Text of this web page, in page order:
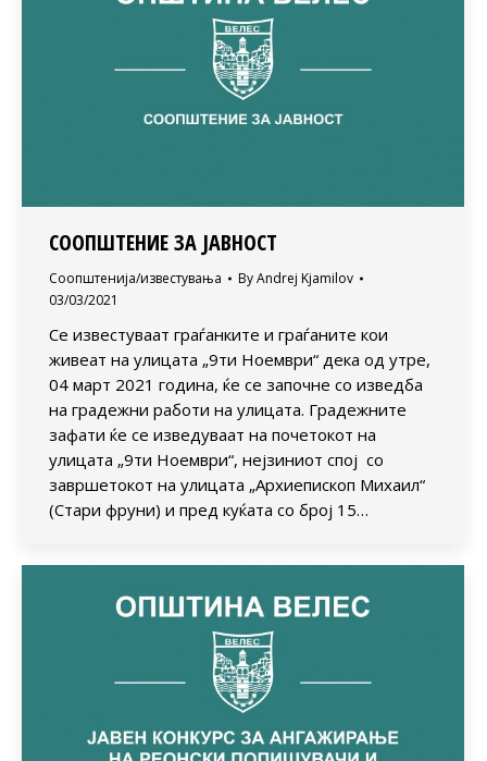
СООПШТЕНИЕ ЗА ЈАВНОСТ
Соопштенија/известувања ByAndrej Kjamilov
03/03/2021
Се известуваат граѓанките и граѓаните кои
живеат на улицата „9ти Ноември“ дека од утре,
04 март 2021 година, ќе се започне со изведба
на градежни работи на улицата. Градежните
зафати ќе се изведуваат на почетокот на
улицата „9ти Ноември“, нејзиниот спој со
завршетокот на улицата „Архиепископ Михаил“
(Стари фруни) и пред куќата со број 15…